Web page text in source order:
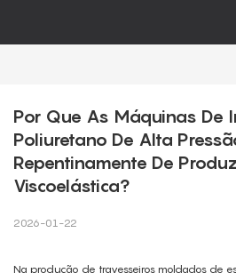
Por Que As Máquinas De
Poliuretano De Alta
Repentinamente De
Viscoelástica?
2026-01-22
Na produção de travesseiros moldados de